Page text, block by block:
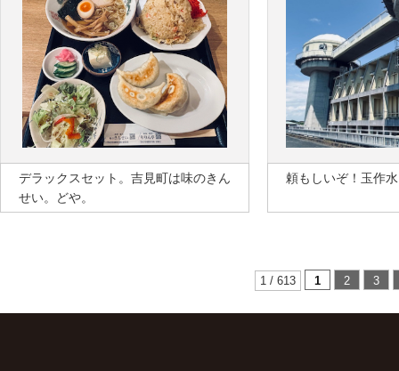
デラックスセット。吉見町は味のきん
せい。どや。
頼もしいぞ！玉作
1 / 613 1 2 3